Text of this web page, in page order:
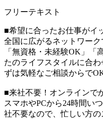
フリーテキスト
■希望に合ったお仕事がイ
全国に広がるネットワーク
「無資格・未経験OK」「
たのライフスタイルに合
ずは気軽なご相談からで
■来社不要！オンラインで
スマホやPCから24時間い
社不要なので、忙しい方